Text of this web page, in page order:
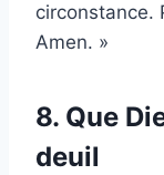
circonstance.
Amen. »
8. Que
deuil